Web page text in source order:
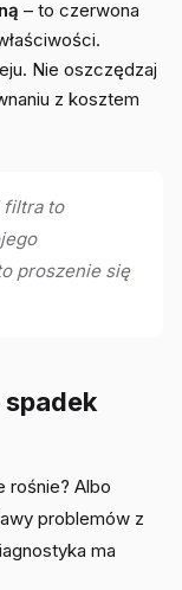
– to czerwona
Nie oszczędzaj
z kosztem
filtra to
proszenie się
spadek
rośnie? Albo
problemów z
ma